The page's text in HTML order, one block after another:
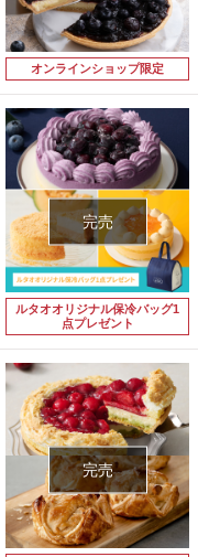
オンラインショップ限定
完売
ルタオオリジナル保冷バッグ1
点プレゼント
完売